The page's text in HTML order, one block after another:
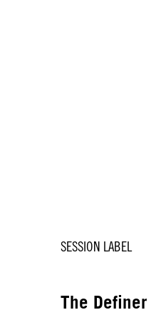
SESSION LABEL
The Definer